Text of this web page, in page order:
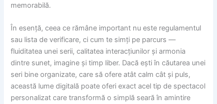
memorabilă.
În esență, ceea ce rămâne important nu este regulamentul
sau lista de verificare, ci cum te simți pe parcurs —
fluiditatea unei serii, calitatea interacțiunilor și armonia
dintre sunet, imagine și timp liber. Dacă ești în căutarea unei
seri bine organizate, care să ofere atât calm cât și puls,
această lume digitală poate oferi exact acel tip de spectacol
personalizat care transformă o simplă seară în amintire